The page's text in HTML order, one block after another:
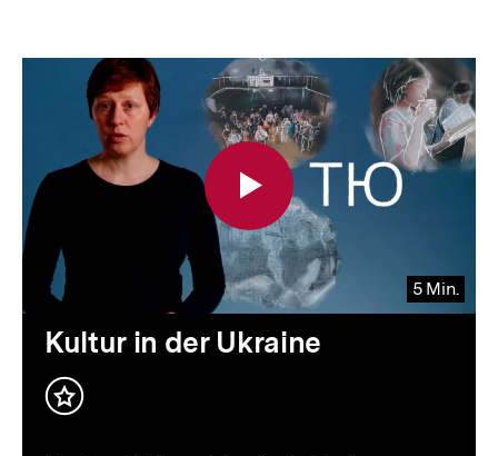
5 Min.
Video
Dauer
5
Min.
Kultur in der Ukraine
Inhalt